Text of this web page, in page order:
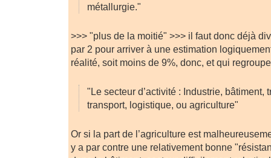
métallurgie."
>>> "plus de la moitié" >>> il faut donc déjà
par 2 pour arriver à une estimation
réalité, soit moins de 9%, donc, et qui
"Le secteur d’activité : Industrie, bâtiment,
transport, logistique, ou agriculture"
Or si la part de l’agriculture est
y a par contre une relativement bonne